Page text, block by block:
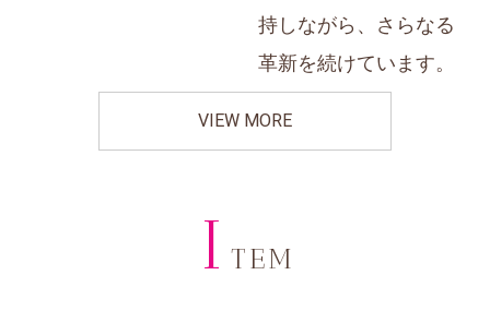
持しながら、さらなる
革新を続けています。
VIEW MORE
I TEM